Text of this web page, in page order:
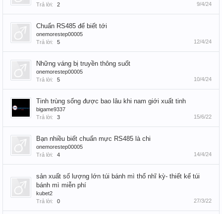
Trả lời:
2 9/4/24
Chuẩn RS485 để biết tới
onemorestep00005
Trả lời:
5 12/4/24
Những váng bị truyền thông suốt
onemorestep00005
Trả lời:
5 10/4/24
Tinh trùng sống được bao lâu khi nam giới xuất tinh
bigame9337
Trả lời:
3 15/6/22
Bạn nhiều biết chuẩn mực RS485 là chi
onemorestep00005
Trả lời:
4 14/4/24
sản xuất số lượng lớn túi bánh mì thổ nhĩ kỳ- thiết kế túi
bánh mì miễn phí
kubet2
Trả lời:
0 27/3/22